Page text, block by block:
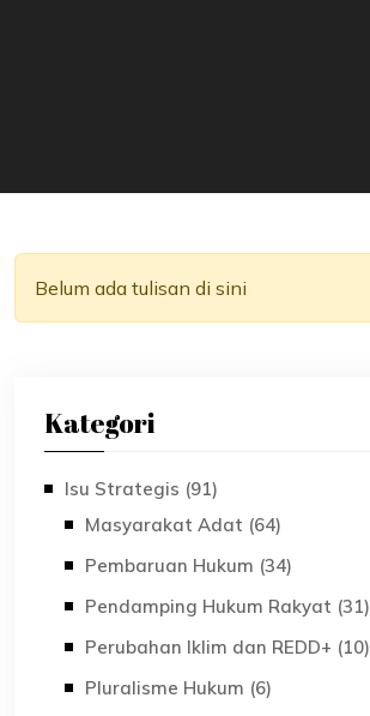
Belum ada tulisan di sini
Kategori
Isu Strategis (91)
Masyarakat Adat (64)
Pembaruan Hukum (34)
Pendamping Hukum Rakyat (31)
Perubahan Iklim dan REDD+ (10)
Pluralisme Hukum (6)